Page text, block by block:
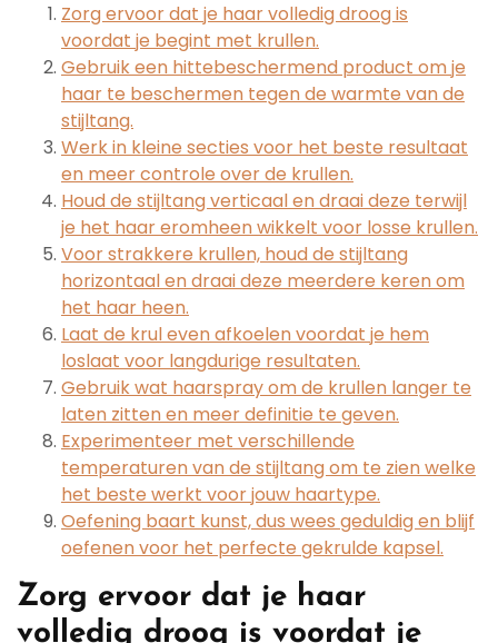
Zorg ervoor dat je haar volledig droog is
voordat je begint met krullen.
Gebruik een hittebeschermend product om je
haar te beschermen tegen de warmte van de
stijltang.
Werk in kleine secties voor het beste resultaat
en meer controle over de krullen.
Houd de stijltang verticaal en draai deze terwijl
je het haar eromheen wikkelt voor losse krullen.
Voor strakkere krullen, houd de stijltang
horizontaal en draai deze meerdere keren om
het haar heen.
Laat de krul even afkoelen voordat je hem
loslaat voor langdurige resultaten.
Gebruik wat haarspray om de krullen langer te
laten zitten en meer definitie te geven.
Experimenteer met verschillende
temperaturen van de stijltang om te zien welke
het beste werkt voor jouw haartype.
Oefening baart kunst, dus wees geduldig en blijf
oefenen voor het perfecte gekrulde kapsel.
Zorg ervoor dat je haar
volledig droog is voordat je